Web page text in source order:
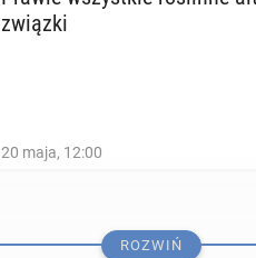
związki
20 maja, 12:00
ROZWIŃ